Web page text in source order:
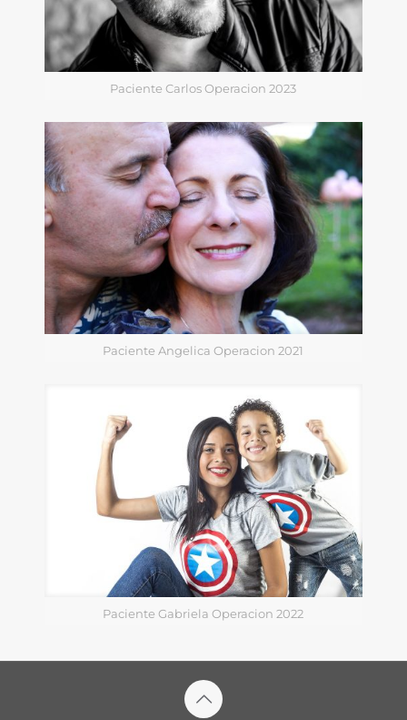
Paciente Carlos Operacion 2023
Paciente Angelica Operacion 2021
Paciente Gabriela Operacion 2022